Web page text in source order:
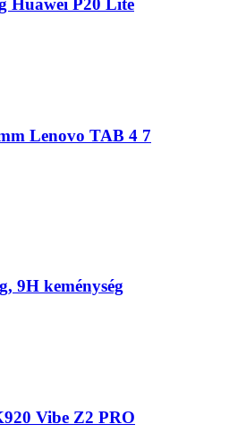
Huawei P20 Lite
Lenovo TAB 4 7
9H keménység
Vibe Z2 PRO